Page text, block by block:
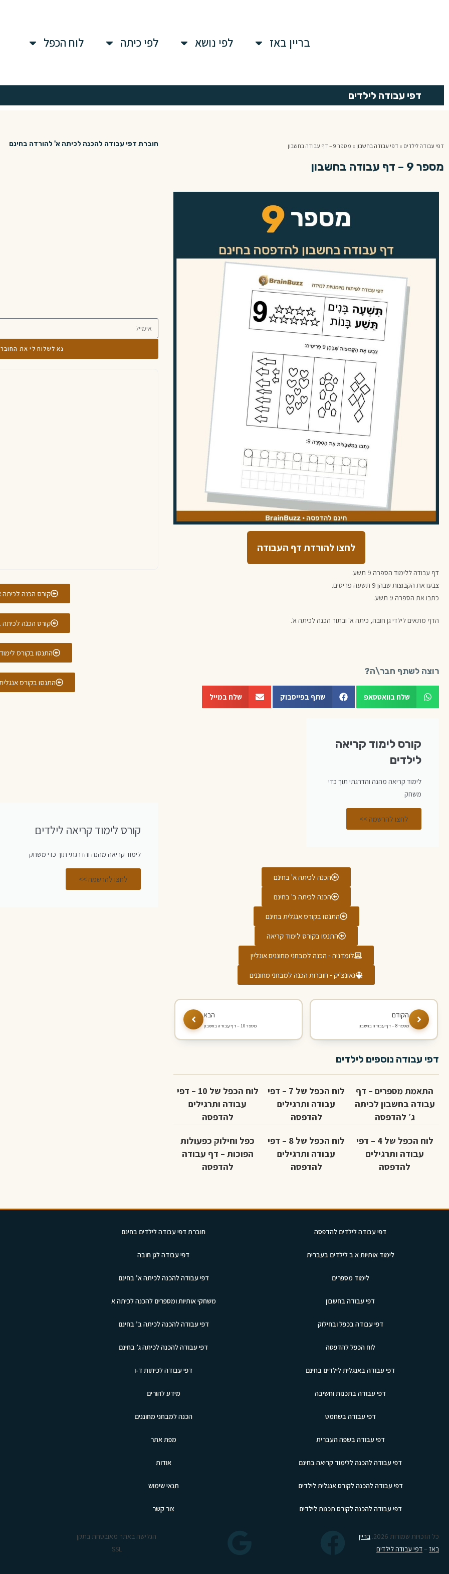
בריין באז לפי נושא לפי כיתה לוח הכפל
דפי עבודה לילדים
דפי עבודה לילדים » דפי עבודה בחשבון » מספר 9 – דף עבודה בחשבון
מספר 9 – דף עבודה בחשבון
לחצו להורדת דף העבודה
דף עבודה ללימוד הספרה 9 תשע.
צבעו את הקבוצות שבהן 9 תשעה פריטים.
כתבו את הספרה 9 תשע.
הדף מתאים לילדי גן חובה, כיתה א' ובתור הכנה לכיתה א'.
רוצה לשתף חבר\ה?
שלח בוואטסאפ שתף בפייסבוק שלח במייל
קורס לימוד קריאה
לילדים
לימוד קריאה מהנה והדרגתי תוך כדי
משחק
לחצו להרשמה >>
הכנה לכיתה א' בחינם
הכנה לכיתה ב' בחינם
התנסו בקורס אנגלית בחינם
התנסו בקורס לימוד קריאה
לומדניה - הכנה למבחני מחוננים אונליין
גאונצ'יק - חוברות הכנה למבחני מחוננים
מספר 8 – דף עבודה בחשבון מספר 10 – דף עבודה בחשבון
דפי עבודה נוספים לילדים
התאמת מספרים – דף
עבודה בחשבון לכיתה
ג׳ להדפסה
לוח הכפל של 7 – דפי
עבודה ותרגילים
להדפסה
לוח הכפל של 10 – דפי
עבודה ותרגילים
להדפסה
לוח הכפל של 4 – דפי
עבודה ותרגילים
להדפסה
לוח הכפל של 8 – דפי
עבודה ותרגילים
להדפסה
כפל וחילוק כפעולות
הפוכות – דף עבודה
להדפסה
חוברת דפי עבודה להכנה לכיתה א' להורדה בחינם
נא לשלוח לי את
קורס הכנה לכיתה
קורס הכנה לכיתה
התנסו בקורס
התנסו בקורס
קורס לימוד קריאה לילדים
לימוד קריאה מהנה והדרגתי תוך כדי משחק
לחצו להרשמה >>
דפי עבודה לילדים להדפסה
לימוד אותיות א ב לילדים בעברית
לימוד מספרים
דפי עבודה בחשבון
דפי עבודה בכפל ובחילוק
לוח הכפל להדפסה
דפי עבודה באנגלית לילדים בחינם
דפי עבודה בתכנות וחשיבה
דפי עבודה בשחמט
דפי עבודה בשפה העברית
דפי עבודה להכנה ללימוד קריאה בחינם
דפי עבודה להכנה לקורס אנגלית לילדים
דפי עבודה להכנה לקורס תכנות לילדים
חוברת דפי עבודה לילדים בחינם
דפי עבודה לגן חובה
דפי עבודה להכנה לכיתה א’ בחינם
משחקי אותיות ומספרים להכנה לכיתה א
דפי עבודה להכנה לכיתה ב’ בחינם
דפי עבודה להכנה לכיתה ג’ בחינם
דפי עבודה לכיתות ד-ו
מידע להורים
הכנה למבחני מחוננים
מפת אתר
אודות
תנאי שימוש
צור קשר
כל הזכויות שמורות 2026.
בריין
באז – דפי עבודה לילדים
הגלישה באתר מאובטחת בתקן
SSL